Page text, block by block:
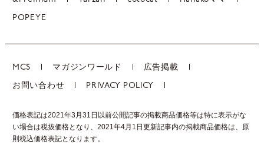
POPEYE
MCS マガジンワールド 広告掲載
お問い合わせ PRIVACY POLICY
価格表記は2021年3月31日以前公開記事の掲載商品価格等は特に表示がな
い場合は税抜価格となり、2021年4月1日更新記事内の掲載商品価格は、 原
則税込価格表記となります。